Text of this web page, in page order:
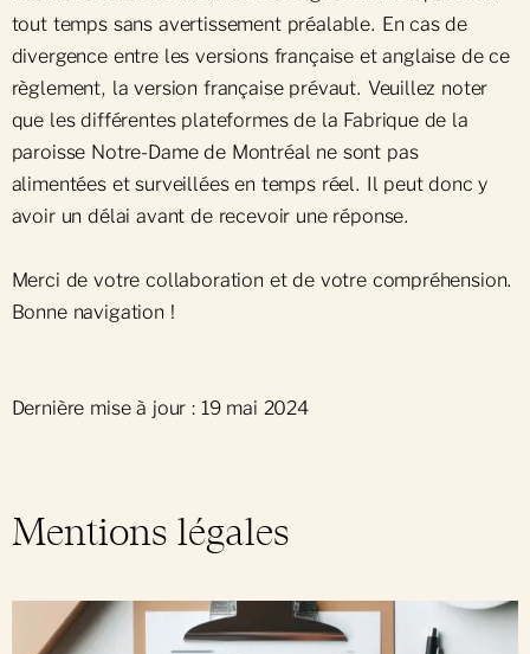
tout temps sans avertissement préalable. En cas de
divergence entre les versions française et anglaise de ce
règlement, la version française prévaut. Veuillez noter
que les différentes plateformes de la Fabrique de la
paroisse Notre-Dame de Montréal ne sont pas
alimentées et surveillées en temps réel. Il peut donc y
avoir un délai avant de recevoir une réponse.
Merci de votre collaboration et de votre compréhension.
Bonne navigation !
Dernière mise à jour : 19 mai 2024
Mentions légales